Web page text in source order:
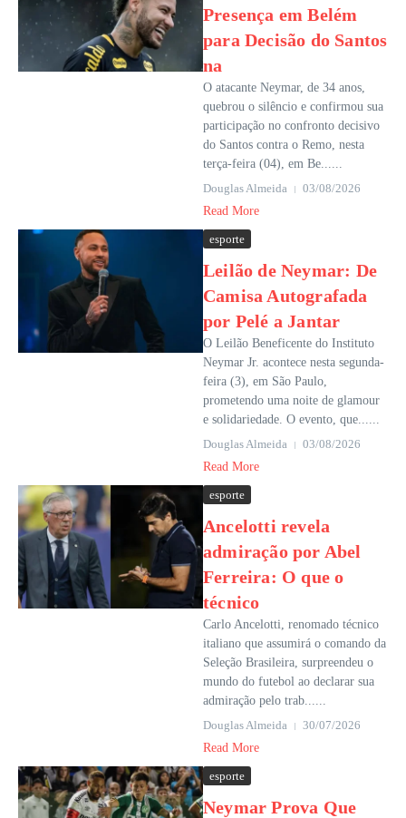
Presença em Belém
para Decisão do Santos
na
O atacante Neymar, de 34 anos,
quebrou o silêncio e confirmou sua
participação no confronto decisivo
do Santos contra o Remo, nesta
terça-feira (04), em Be......
Douglas Almeida
03/08/2026
Read More
esporte
Leilão de Neymar: De
Camisa Autografada
por Pelé a Jantar
O Leilão Beneficente do Instituto
Neymar Jr. acontece nesta segunda-
feira (3), em São Paulo,
prometendo uma noite de glamour
e solidariedade. O evento, que......
Douglas Almeida
03/08/2026
Read More
esporte
Ancelotti revela
admiração por Abel
Ferreira: O que o
técnico
Carlo Ancelotti, renomado técnico
italiano que assumirá o comando da
Seleção Brasileira, surpreendeu o
mundo do futebol ao declarar sua
admiração pelo trab......
Douglas Almeida
30/07/2026
Read More
esporte
Neymar Prova Que